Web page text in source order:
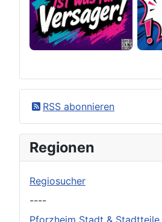
RSS abonnieren
Regionen
Regiosucher
----